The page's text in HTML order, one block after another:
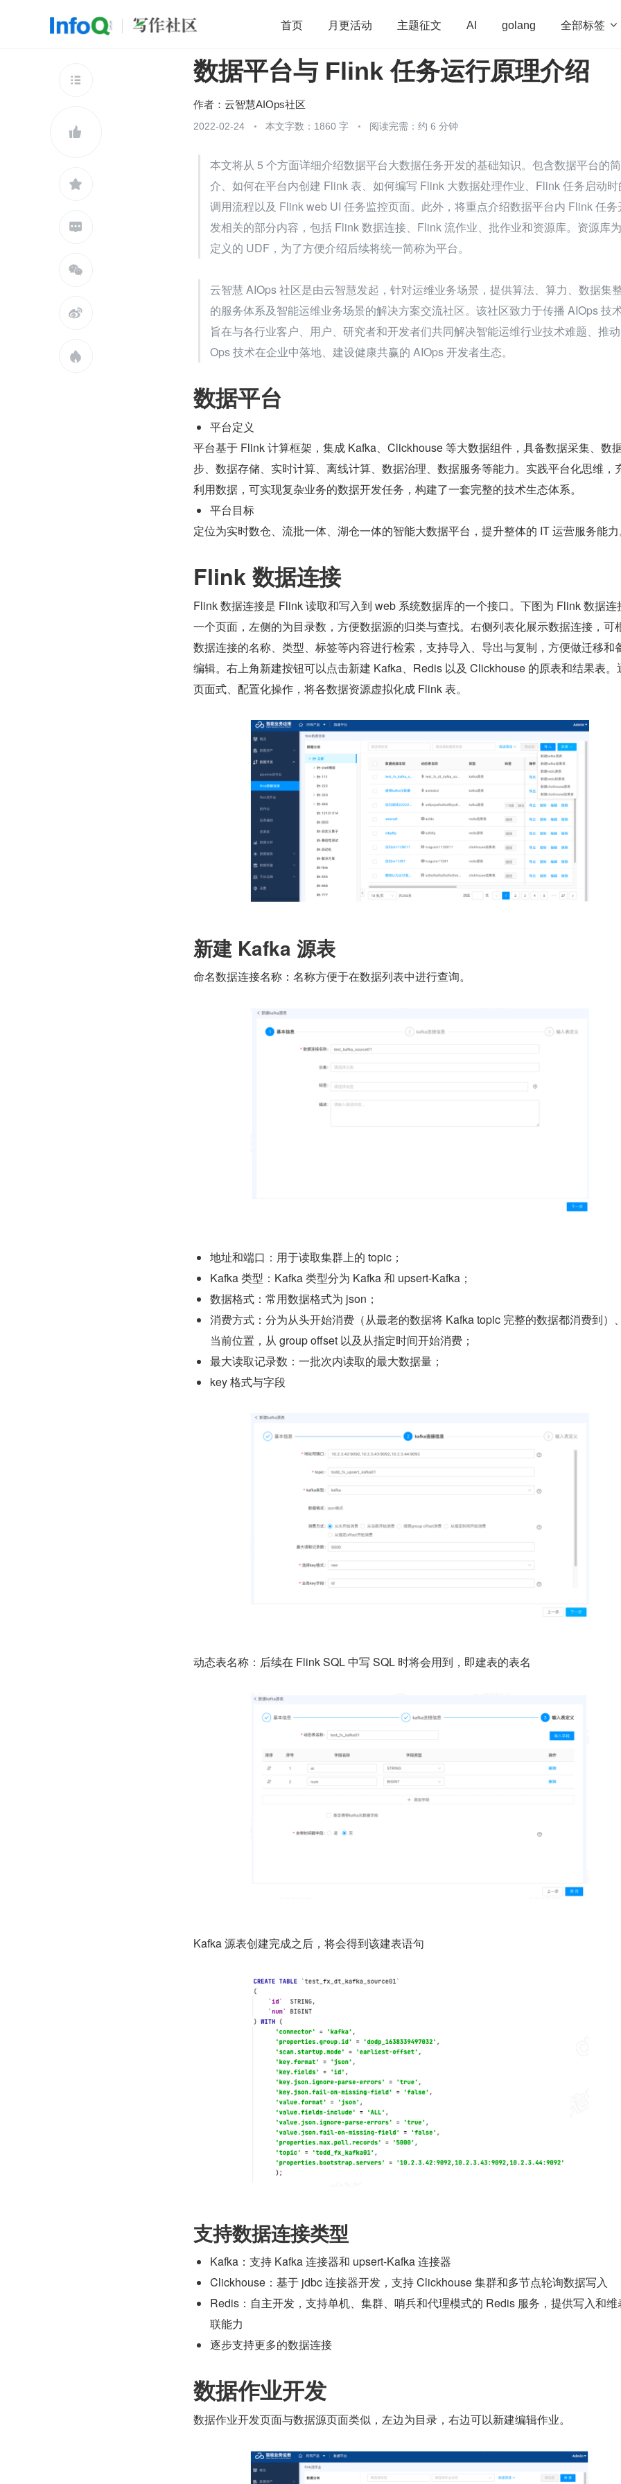
首页 月更活动 主题征文 AI golang 全部标签 
开源 架构 OpenHarmony 算法 学习方法 Web3.0
团队管理
查看更多







数据平台与 Flink 任务运行原理介绍
作者： 云智慧AIOps社区
2022-02-24 本文字数：1860 字 阅读完需：约 6 分钟
本文将从 5 个方面详细介绍数据平台大数据任务开发的基础知识。包含数据平台的简
介、如何在平台内创建 Flink 表、如何编写 Flink 大数据处理作业、Flink 任务启动时
调用流程以及 Flink web UI 任务监控页面。此外，将重点介绍数据平台内 Flink 任务
发相关的部分内容，包括 Flink 数据连接、Flink 流作业、批作业和资源库。资源库
定义的 UDF，为了方便介绍后续将统一简称为平台。
云智慧 AIOps 社区是由云智慧发起，针对运维业务场景，提供算法、算力、数据集
的服务体系及智能运维业务场景的解决方案交流社区。该社区致力于传播 AIOps 技
旨在与各行业客户、用户、研究者和开发者们共同解决智能运维行业技术难题、推
Ops 技术在企业中落地、建设健康共赢的 AIOps 开发者生态。
数据平台
平台定义
平台基于 Flink 计算框架，集成 Kafka、Clickhouse 等大数据组件，具备数据采集、数
步、数据存储、实时计算、离线计算、数据治理、数据服务等能力。实践平台化思维，
利用数据，可实现复杂业务的数据开发任务，构建了一套完整的技术生态体系。
平台目标
定位为实时数仓、流批一体、湖仓一体的智能大数据平台，提升整体的 IT 运营服务能
Flink 数据连接
Flink 数据连接是 Flink 读取和写入到 web 系统数据库的一个接口。下图为 Flink 数据连
一个页面，左侧的为目录数，方便数据源的归类与查找。右侧列表化展示数据连接，可
数据连接的名称、类型、标签等内容进行检索，支持导入、导出与复制，方便做迁移和
编辑。右上角新建按钮可以点击新建 Kafka、Redis 以及 Clickhouse 的原表和结果表。
页面式、配置化操作，将各数据资源虚拟化成 Flink 表。
新建 Kafka 源表
命名数据连接名称：名称方便于在数据列表中进行查询。
地址和端口：用于读取集群上的 topic；
Kafka 类型：Kafka 类型分为 Kafka 和 upsert-Kafka；
数据格式：常用数据格式为 json；
消费方式：分为从头开始消费（从最老的数据将 Kafka topic 完整的数据都消费到）
当前位置，从 group offset 以及从指定时间开始消费；
最大读取记录数：一批次内读取的最大数据量；
key 格式与字段
动态表名称：后续在 Flink SQL 中写 SQL 时将会用到，即建表的表名
Kafka 源表创建完成之后，将会得到该建表语句
支持数据连接类型
Kafka：支持 Kafka 连接器和 upsert-Kafka 连接器
Clickhouse：基于 jdbc 连接器开发，支持 Clickhouse 集群和多节点轮询数据写入
Redis：自主开发，支持单机、集群、哨兵和代理模式的 Redis 服务，提供写入和维
联能力
逐步支持更多的数据连接
数据作业开发
数据作业开发页面与数据源页面类似，左边为目录，右边可以新建编辑作业。